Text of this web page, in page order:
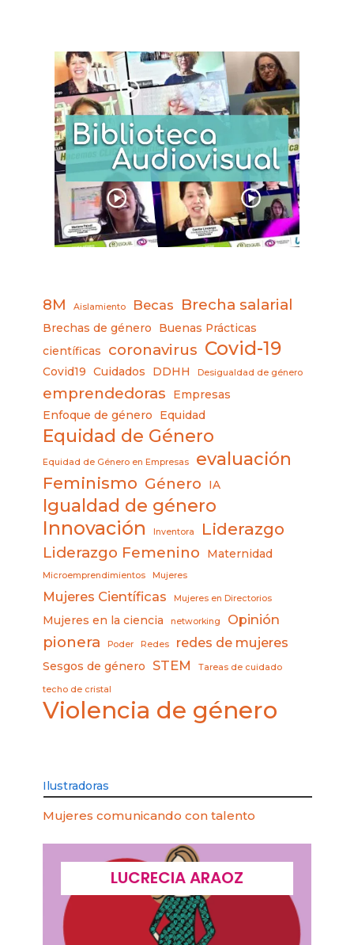
8M Aislamiento Becas Brecha salarial
Brechas de género
Buenas Prácticas
científicas
coronavirus Covid-19
Covid19 Cuidados DDHH Desigualdad de género
emprendedoras
Empresas
Enfoque de género
Equidad
Equidad de Género
Equidad de Género en Empresas evaluación
Feminismo Género IA
Igualdad de género
Innovación Inventora Liderazgo
Liderazgo Femenino Maternidad
Microemprendimientos Mujeres
Mujeres Científicas Mujeres en Directorios
Mujeres en la ciencia networking Opinión
pionera Poder Redes redes de mujeres
Sesgos de género STEM Tareas de cuidado
techo de cristal
Violencia de género
Ilustradoras
Mujeres comunicando con talento
LUCRECIA ARAOZ